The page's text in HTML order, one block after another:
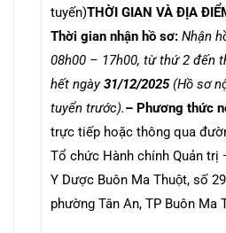
tuyến)THỜI GIAN VÀ ĐỊA
Thời gian nhận hồ sơ: Nhận
08h00 – 17h00, từ thứ 2 đến
hết ngày31/12/2025(Hồ sơ
tuyển trước).– Phương thức
trực tiếp hoặc thông qua
Tổ chức Hành chính Quản trị
Y Dược Buôn Ma Thuột, số
phường Tân An, TP Buôn Ma